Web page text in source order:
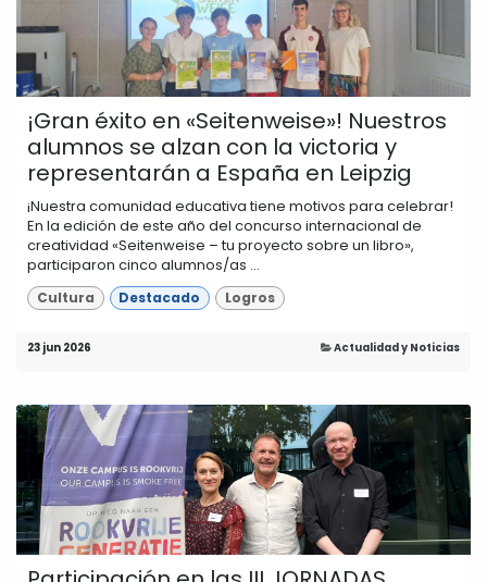
¡Gran éxito en «Seitenweise»! Nuestros
alumnos se alzan con la victoria y
representarán a España en Leipzig
¡Nuestra comunidad educativa tiene motivos para celebrar!
En la edición de este año del concurso internacional de
creatividad «Seitenweise – tu proyecto sobre un libro»,
participaron cinco alumnos/as ...
Cultura Destacado Logros
23 jun 2026 Actualidad y Noticias